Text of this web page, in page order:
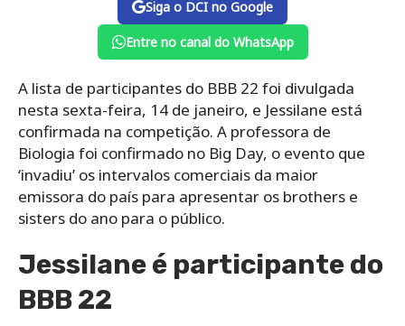
Siga o DCI no Google
Entre no canal do WhatsApp
A lista de participantes do BBB 22 foi divulgada
nesta sexta-feira, 14 de janeiro, e Jessilane está
confirmada na competição. A professora de
Biologia foi confirmado no Big Day, o evento que
‘invadiu’ os intervalos comerciais da maior
emissora do país para apresentar os brothers e
sisters do ano para o público.
Jessilane é participante do
BBB 22